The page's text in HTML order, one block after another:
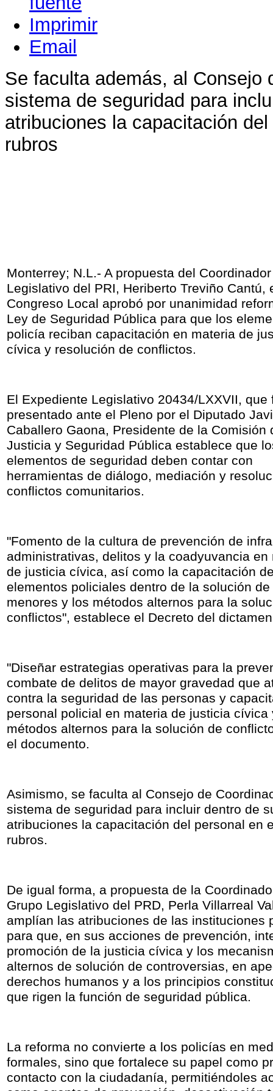
Imprimir
Email
Se faculta además, al Consejo
sistema de seguridad para
atribuciones la capacitación
rubros
Monterrey; N.L.- A propuesta del
Legislativo del PRI, Heriberto Treviño Cantú,
Congreso Local aprobó por unanimidad
Ley de Seguridad Pública para que los
policía reciban capacitación en materia de
cívica y resolución de conflictos.
El Expediente Legislativo 20434/LXXVII, que
presentado ante el Pleno por el Diputado
Caballero Gaona, Presidente de la Comisión
Justicia y Seguridad Pública establece que
elementos de seguridad deben contar con
herramientas de diálogo, mediación y
conflictos comunitarios.
"Fomento de la cultura de prevención de
administrativas, delitos y la coadyuvancia en
de justicia cívica, así como la capacitación
elementos policiales dentro de la solución
menores y los métodos alternos para la
conflictos", establece el Decreto del
"Diseñar estrategias operativas para la
combate de delitos de mayor gravedad que
contra la seguridad de las personas y
personal policial en materia de justicia cívica
métodos alternos para la solución de
el documento.
Asimismo, se faculta al Consejo de
sistema de seguridad para incluir dentro de
atribuciones la capacitación del personal en
rubros.
De igual forma, a propuesta de la
Grupo Legislativo del PRD, Perla Villarreal
amplían las atribuciones de las instituciones
para que, en sus acciones de prevención,
promoción de la justicia cívica y los
alternos de solución de controversias, en
derechos humanos y a los principios
que rigen la función de seguridad pública.
La reforma no convierte a los policías en
formales, sino que fortalece su papel como
contacto con la ciudadanía, permitiéndoles